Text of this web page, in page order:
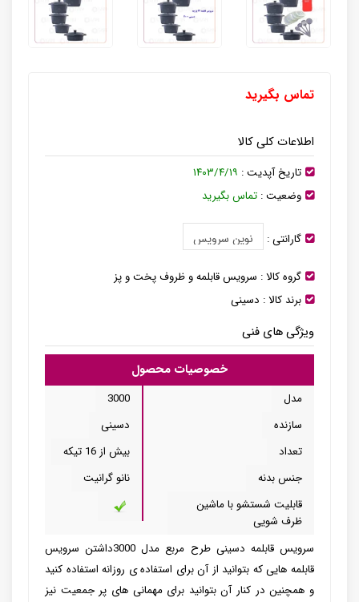
تماس بگیرید
اطلاعات کلی کالا
تاریخ آپدیت : ۱۴۰۳/۴/۱۹
وضعیت : تماس بگیرید
گارانتی :
گروه کالا : سرویس قابلمه و ظروف پخت و پز
برند کالا : دسینی
ویژگی های فنی
خصوصیات محصول
مدل
3000
سازنده
دسینی
تعداد
بیش از 16 تیکه
جنس بدنه
نانو گرانیت
قابلیت شستشو با ماشین
ظرف شویی
سرویس قابلمه دسینی طرح مربع مدل 3000داشتن سرویس
قابلمه هایی که بتوانید از آن برای استفاده ی روزانه استفاده کنید
و همچنین در کنار آن بتوانید برای مهمانی های پر جمعیت نیز